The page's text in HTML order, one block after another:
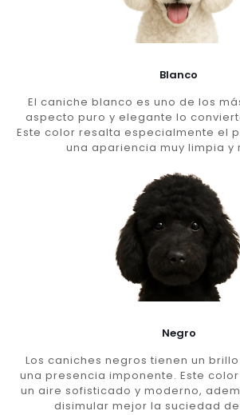
Blanco
El caniche blanco es uno de los
aspecto puro y elegante lo
Este color resalta especialmente el
una apariencia muy limpia y
Negro
Los caniches negros tienen un
una presencia imponente. Este
un aire sofisticado y moderno,
disimular mejor la suciedad